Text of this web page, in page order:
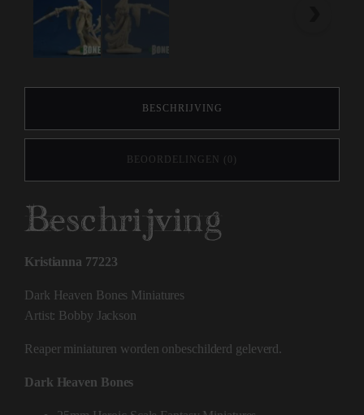
BESCHRIJVING
BEOORDELINGEN (0)
Beschrijving
Kristianna 77223
Dark Heaven Bones Miniatures
Artist: Bobby Jackson
Reaper miniaturen worden onbeschilderd geleverd.
Dark Heaven Bones